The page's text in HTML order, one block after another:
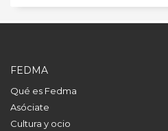
FEDMA
Qué es Fedma
Asóciate
Cultura y ocio